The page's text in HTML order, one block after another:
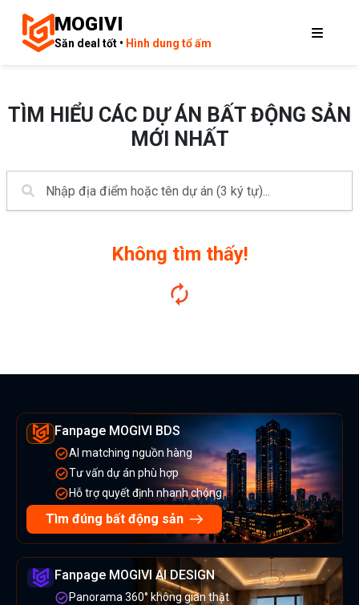
MOGIVI
Săn deal tốt • Hình dung tổ ấm
TÌM HIỂU CÁC DỰ ÁN BẤT ĐỘNG SẢN
MỚI NHẤT
Không tìm thấy!
Fanpage MOGIVI BDS
AI matching nguồn hàng
Tư vấn dự án phù hợp
Hỗ trợ quyết định nhanh chóng
Tìm đúng bất động sản
Fanpage MOGIVI AI DESIGN
Panorama 360° không gian thật